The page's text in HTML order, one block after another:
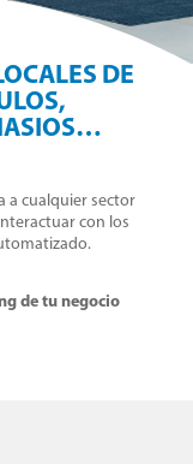
DE
a cualquier sector
con los
de tu negocio